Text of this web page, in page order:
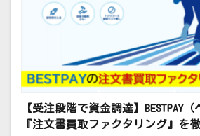
【受注段階で資金調達】BESTPAY
『注文書買取ファクタリング』を